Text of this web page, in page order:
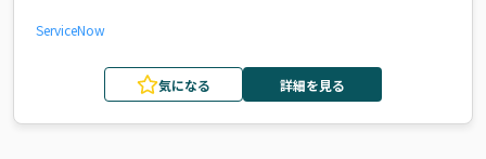
ServiceNow
気になる 詳細を見る